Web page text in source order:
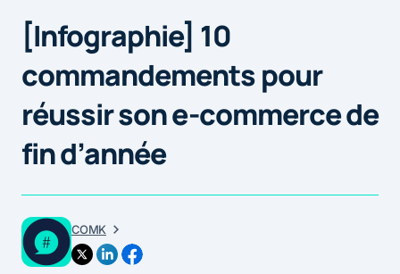
[Infographie] 10
commandements pour
réussir son e-commerce de
fin d’année
COMK